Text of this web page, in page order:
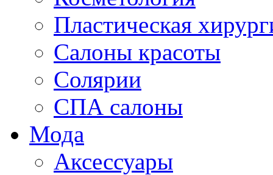
Пластическая
Салоны красоты
Солярии
СПА салоны
Мода
Аксессуары